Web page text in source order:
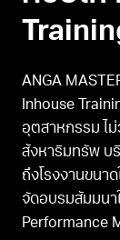
ANGA
Inhouse
อุตสาหกรรม ไม่
สังหาริมทรัพ บ
ถึงโรงงานขนา
จัดอบรมสัมมนา
Performance